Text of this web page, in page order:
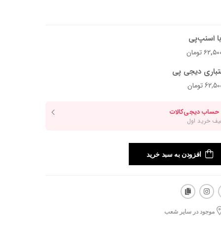
اسنپ‌پی
دیجی پی
افزودن به سبد خرید
موجود در سایر شعب